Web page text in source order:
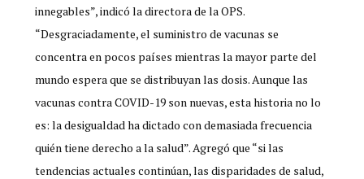
innegables”, indicó la directora de la OPS.
“Desgraciadamente, el suministro de vacunas se
concentra en pocos países mientras la mayor parte del
mundo espera que se distribuyan las dosis. Aunque las
vacunas contra COVID-19 son nuevas, esta historia no lo
es: la desigualdad ha dictado con demasiada frecuencia
quién tiene derecho a la salud”. Agregó que “si las
tendencias actuales continúan, las disparidades de salud,